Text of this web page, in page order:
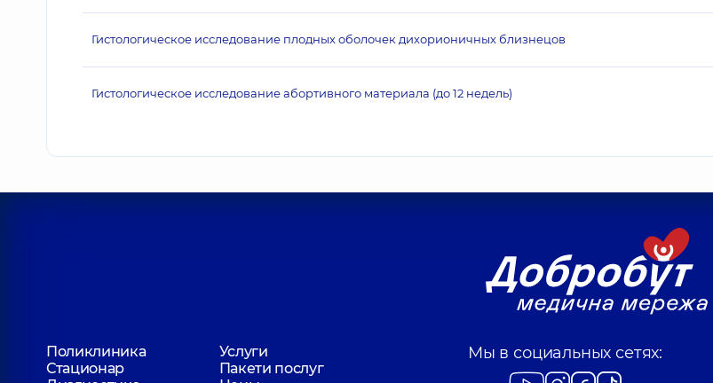
Гистологическое исследование плодных оболочек дихорионичных близнецов
Гистологическое исследование абортивного материала (до 12 недель)
Поликлиника
Услуги
Стационар
Пакети послуг
Мы в социальных сетях: